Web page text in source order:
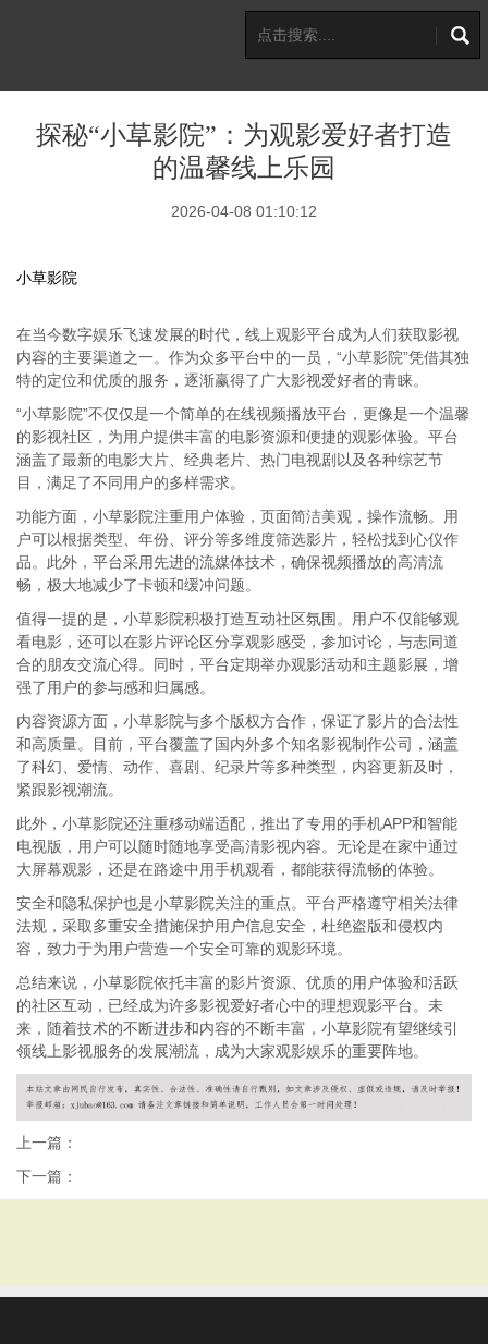
探秘“小草影院”：为观影爱好者打造
的温馨线上乐园
2026-04-08 01:10:12
小草影院
在当今数字娱乐飞速发展的时代，线上观影平台成为人们获取影视
内容的主要渠道之一。作为众多平台中的一员，“小草影院”凭借其独
特的定位和优质的服务，逐渐赢得了广大影视爱好者的青睐。
“小草影院”不仅仅是一个简单的在线视频播放平台，更像是一个温馨
的影视社区，为用户提供丰富的电影资源和便捷的观影体验。平台
涵盖了最新的电影大片、经典老片、热门电视剧以及各种综艺节
目，满足了不同用户的多样需求。
功能方面，小草影院注重用户体验，页面简洁美观，操作流畅。用
户可以根据类型、年份、评分等多维度筛选影片，轻松找到心仪作
品。此外，平台采用先进的流媒体技术，确保视频播放的高清流
畅，极大地减少了卡顿和缓冲问题。
值得一提的是，小草影院积极打造互动社区氛围。用户不仅能够观
看电影，还可以在影片评论区分享观影感受，参加讨论，与志同道
合的朋友交流心得。同时，平台定期举办观影活动和主题影展，增
强了用户的参与感和归属感。
内容资源方面，小草影院与多个版权方合作，保证了影片的合法性
和高质量。目前，平台覆盖了国内外多个知名影视制作公司，涵盖
了科幻、爱情、动作、喜剧、纪录片等多种类型，内容更新及时，
紧跟影视潮流。
此外，小草影院还注重移动端适配，推出了专用的手机APP和智能
电视版，用户可以随时随地享受高清影视内容。无论是在家中通过
大屏幕观影，还是在路途中用手机观看，都能获得流畅的体验。
安全和隐私保护也是小草影院关注的重点。平台严格遵守相关法律
法规，采取多重安全措施保护用户信息安全，杜绝盗版和侵权内
容，致力于为用户营造一个安全可靠的观影环境。
总结来说，小草影院依托丰富的影片资源、优质的用户体验和活跃
的社区互动，已经成为许多影视爱好者心中的理想观影平台。未
来，随着技术的不断进步和内容的不断丰富，小草影院有望继续引
领线上影视服务的发展潮流，成为大家观影娱乐的重要阵地。
上一篇：
下一篇：